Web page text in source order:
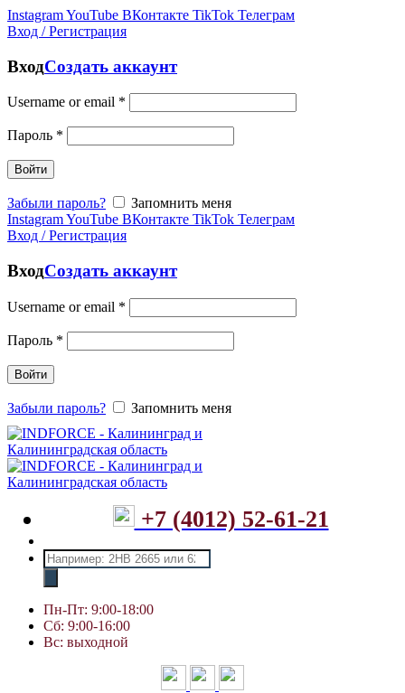
InstagramYouTube ВКонтакте TikTok Телеграм
Вход / Регистрация
ВходСоздать аккаунт
Username or email *
Пароль *
Войти
Забыли пароль?
Запомнить меня
InstagramYouTube ВКонтакте TikTok Телеграм
Вход / Регистрация
ВходСоздать аккаунт
Username or email *
Пароль *
Войти
Забыли пароль? Запомнить меня
+7 (4012) 52-61-21
Поиск
товаров
Пн-Пт: 9:00-18:00
Сб: 9:00-16:00
Вс: выходной